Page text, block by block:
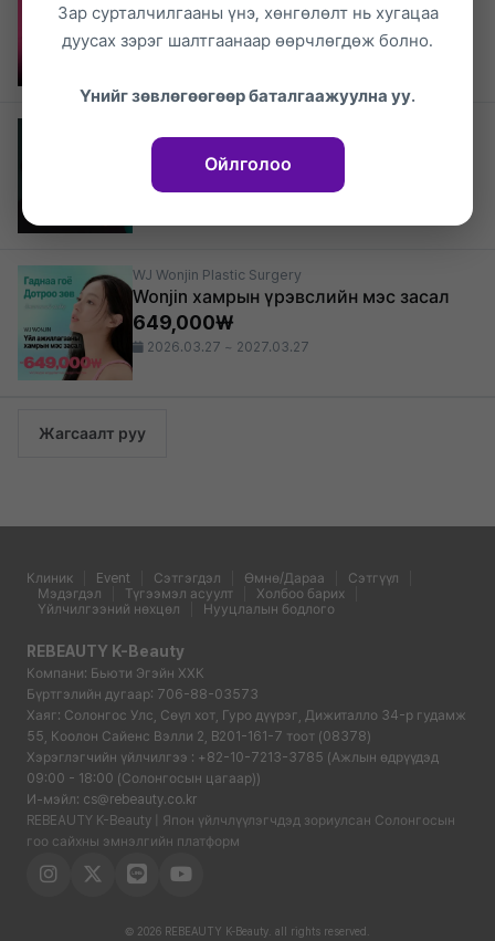
1,650,000₩
2026.03.27 ~ 2027.03.27
WJ Wonjin Дух багасгах
2,750,000₩
WJ Wonjin Plastic Surgery
Wonjin хамрын үрэвслийн мэс засал
649,000₩
2026.03.27 ~ 2027.03.27
Жагсаалт руу
Зар сурталчилгааны үнэ, хөнгөлөлт нь хугацаа
дуусах зэрэг шалтгаанаар өөрчлөгдөж болно.
Үнийг зөвлөгөөгөөр баталгаажуулна уу.
Ойлголоо
Клиник Event Сэтгэгдэл Өмнө/Дараа
Сэтгүүл
Мэдэгдэл
Түгээмэл асуулт
Холбоо барих
Үйлчилгээний нөхцөл
Нууцлалын бодлого
REBEAUTY K-Beauty
Компани: Бьюти Эгэйн ХХК
Бүртгэлийн дугаар: 706-88-03573
Хаяг: Солонгос Улс, Сөүл хот, Гуро дүүрэг, Дижиталло 34-р гудамж
55, Коолон Сайенс Вэлли 2, B201-161-7 тоот (08378)
Хэрэглэгчийн үйлчилгээ : +82-10-7213-3785 (Ажлын өдрүүдэд
09:00 - 18:00 (Солонгосын цагаар))
И-мэйл: cs@rebeauty.co.kr
REBEAUTY K-Beauty | Япон үйлчлүүлэгчдэд зориулсан Солонгосын
гоо сайхны эмнэлгийн платформ
© 2026 REBEAUTY K-Beauty. all rights reserved.